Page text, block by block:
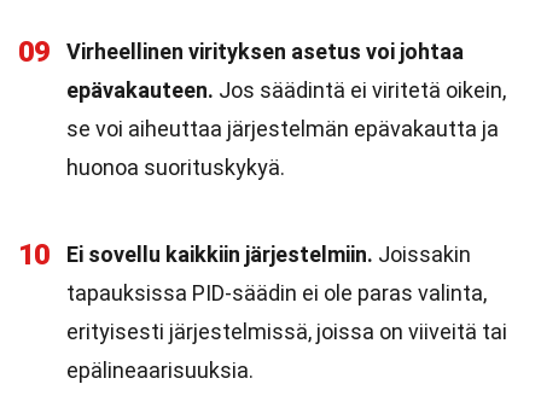
09
Virheellinen virityksen asetus voi johtaa
epävakauteen. Jos säädintä ei viritetä oikein,
se voi aiheuttaa järjestelmän epävakautta ja
huonoa suorituskykyä.
10 Ei sovellu kaikkiin järjestelmiin. Joissakin
tapauksissa PID-säädin ei ole paras valinta,
erityisesti järjestelmissä, joissa on viiveitä tai
epälineaarisuuksia.